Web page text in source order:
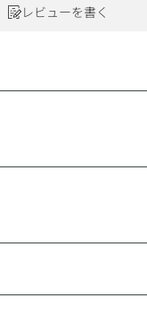
レビューを書く